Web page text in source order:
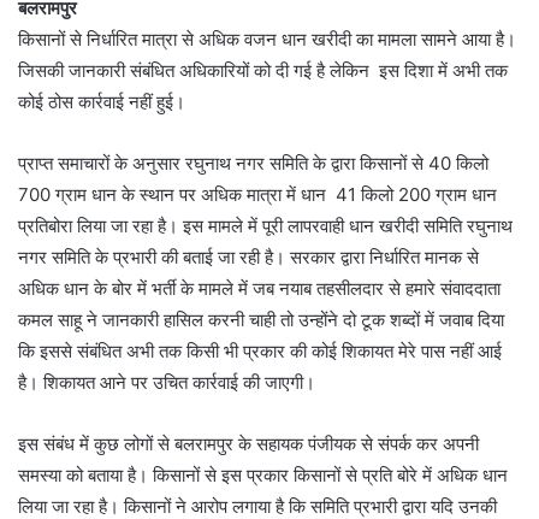
बलरामपुर
किसानों से निर्धारित मात्रा से अधिक वजन धान खरीदी का मामला सामने आया है।
जिसकी जानकारी संबंधित अधिकारियों को दी गई है लेकिन इस दिशा में अभी तक
कोई ठोस कार्रवाई नहीं हुई।
प्राप्त समाचारों के अनुसार रघुनाथ नगर समिति के द्वारा किसानों से 40 किलो
700 ग्राम धान के स्थान पर अधिक मात्रा में धान 41 किलो 200 ग्राम धान
प्रतिबोरा लिया जा रहा है। इस मामले में पूरी लापरवाही धान खरीदी समिति रघुनाथ
नगर समिति के प्रभारी की बताई जा रही है। सरकार द्वारा निर्धारित मानक से
अधिक धान के बोर में भर्ती के मामले में जब नयाब तहसीलदार से हमारे संवाददाता
कमल साहू ने जानकारी हासिल करनी चाही तो उन्होंने दो टूक शब्दों में जवाब दिया
कि इससे संबंधित अभी तक किसी भी प्रकार की कोई शिकायत मेरे पास नहीं आई
है। शिकायत आने पर उचित कार्रवाई की जाएगी।
इस संबंध में कुछ लोगों से बलरामपुर के सहायक पंजीयक से संपर्क कर अपनी
समस्या को बताया है। किसानों से इस प्रकार किसानों से प्रति बोरे में अधिक धान
लिया जा रहा है। किसानों ने आरोप लगाया है कि समिति प्रभारी द्वारा यदि उनकी